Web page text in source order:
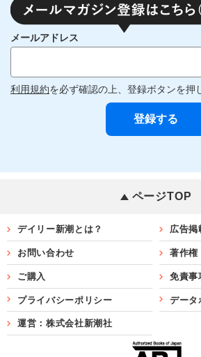
メールアドレス
利用規約を必ず確認の上、登録ボタンを押
ページTOP
デイリー新潮とは？ 広告掲
お問い合わせ 著作権
ご購入 免責事
プライバシーポリシー データ
運営：株式会社新潮社